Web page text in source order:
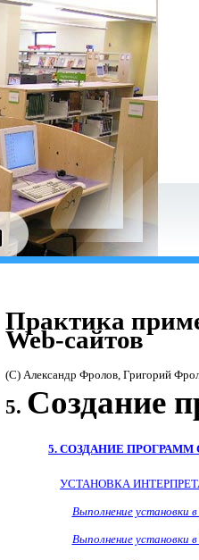
Практика
Web-сайтов
(С) Александр Фролов, Григорий
5. Создание
5. СОЗДАНИЕ ПРОГРАММ
УСТАНОВКА
Выполнение установки в
Выполнение установки в